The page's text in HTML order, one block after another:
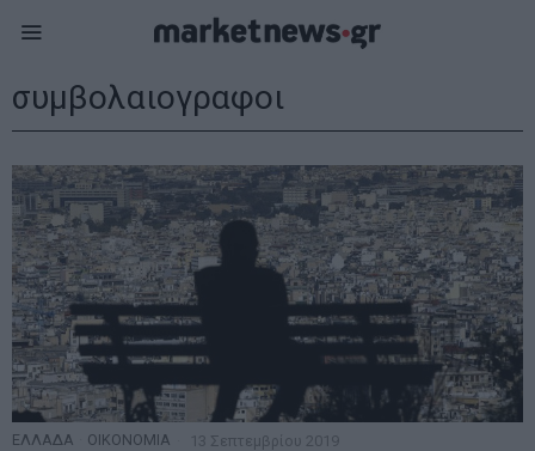
συμβολαιογραφοι
ΕΛΛΑΔΑ ΟΙΚΟΝΟΜΙΑ 13 Σεπτεμβρίου 2019